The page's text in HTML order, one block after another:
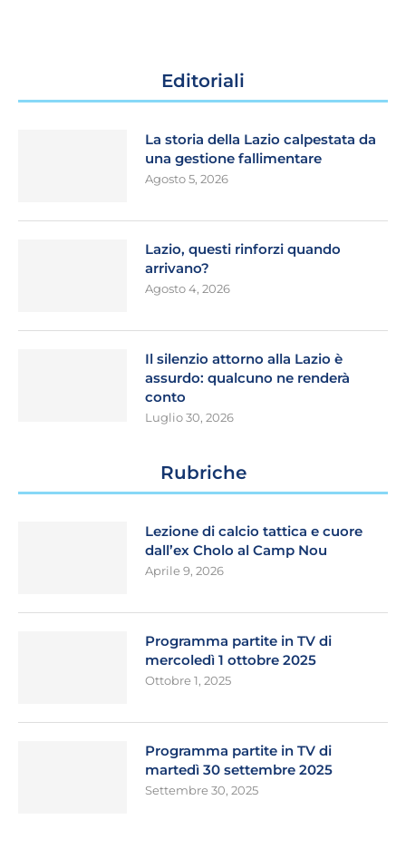
Editoriali
La storia della Lazio calpestata da
una gestione fallimentare
Agosto 5, 2026
Lazio, questi rinforzi quando
arrivano?
Agosto 4, 2026
Il silenzio attorno alla Lazio è
assurdo: qualcuno ne renderà
conto
Luglio 30, 2026
Rubriche
Lezione di calcio tattica e cuore
dall’ex Cholo al Camp Nou
Aprile 9, 2026
Programma partite in TV di
mercoledì 1 ottobre 2025
Ottobre 1, 2025
Programma partite in TV di
martedì 30 settembre 2025
Settembre 30, 2025